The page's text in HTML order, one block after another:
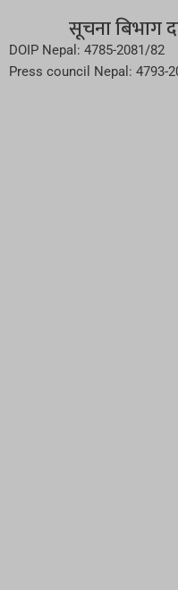
सूचना बिभाग
DOIP Nepal: 4785-2081/82
Press council Nepal: 4793-